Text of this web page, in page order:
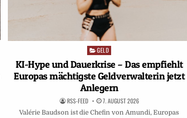
Posted
GELD
KI-Hype und Dauerkrise – Das empfiehlt
Europas mächtigste Geldverwalterin jetzt
Anlegern
RSS-FEED 7. AUGUST 2026
Valérie Baudson ist die Chefin von Amundi, Europas